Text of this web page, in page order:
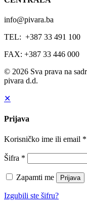
info@pivara.ba
TEL: +387 33 491 100
FAX: +387 33 446 000
© 2026 Sva prava na
pivara d.d.
✕
Prijava
Korisničko ime ili email *
Šifra *
Zapamti me Prijava
Izgubili ste šifru?